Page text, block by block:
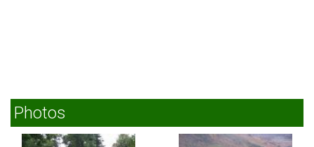
Photos